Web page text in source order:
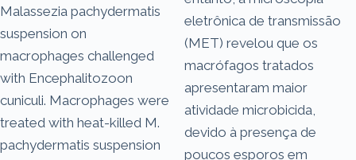
Malassezia pachydermatis
suspension on
macrophages challenged
with Encephalitozoon
cuniculi. Macrophages were
treated with heat-killed M.
pachydermatis suspension
eletrônica de transmissão
(MET) revelou que os
macrófagos tratados
apresentaram maior
atividade microbicida,
devido à presença de
poucos esporos em